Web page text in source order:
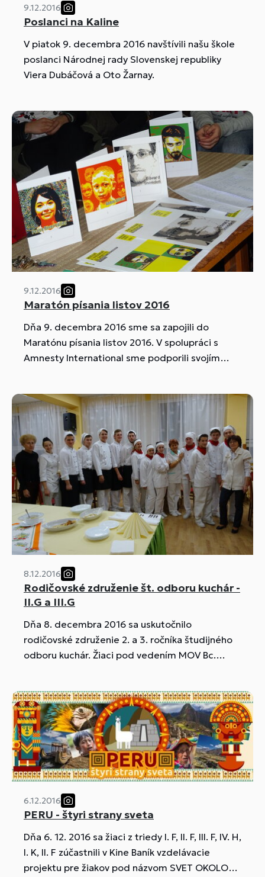
9.12.2016
Poslanci na Kaline
V piatok 9. decembra 2016 navštívili našu škole
poslanci Národnej rady Slovenskej republiky
Viera Dubáčová a Oto Žarnay.
9.12.2016
Maratón písania listov 2016
Dňa 9. decembra 2016 sme sa zapojili do
Maratónu písania listov 2016. V spolupráci s
Amnesty International sme podporili svojím
diskriminované.
8.12.2016
Rodičovské združenie št. odboru kuchár -
II.G a III.G
Dňa 8. decembra 2016 sa uskutočnilo
rodičovské združenie 2. a 3. ročníka študijného
odboru kuchár. Žiaci pod vedením MOV Bc.
učiteľov.
6.12.2016
PERU - štyri strany sveta
Dňa 6. 12. 2016 sa žiaci z triedy I. F, II. F, III. F, IV. H,
I. K, II. F zúčastnili v Kine Baník vzdelávacie
projektu pre žiakov pod názvom SVET OKOLO